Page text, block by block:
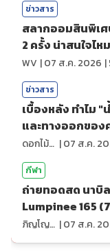
ข่าวสาร
สลากออมสินพิเศ
2 ครั้ง น่าสนใจไห
WV |07 ส.ค. 2026 |
ข่าวสาร
เบื้องหลัง ทำไม
และทางออกของ
ดอกไม้กับสายน้ำ |07 ส.ค.
กีฬา
ถ่ายทอดสด นาบิล
Lumpinee 165
ภิญโญ ส่องแสง |07 ส.ค.